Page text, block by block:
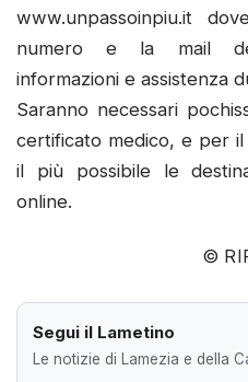
www.unpassoinpiu.it
numero e la mail
informazioni e assistenza
Saranno necessari
certificato medico, e per
il più possibile le
online.
©
Segui il Lametino
Le notizie di Lamezia e della